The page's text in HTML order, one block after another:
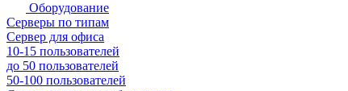
Оборудование
Серверы по типам
Сервер для офиса
10-15 пользователей
до 50 пользователей
50-100 пользователей